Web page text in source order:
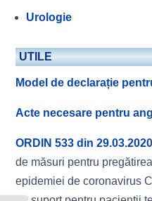
Urologie
UTILE
Model de declarație
Acte necesare pentru
ORDIN 533 din 29.03.2020
de măsuri pentru
epidemiei de coronavirus